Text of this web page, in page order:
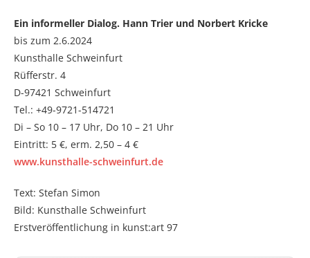
Ein informeller Dialog. Hann Trier und Norbert Kricke
bis zum 2.6.2024
Kunsthalle Schweinfurt
Rüfferstr. 4
D-97421 Schweinfurt
Tel.: +49-9721-514721
Di – So 10 – 17 Uhr, Do 10 – 21 Uhr
Eintritt: 5 €, erm. 2,50 – 4 €
www.kunsthalle-schweinfurt.de
Text: Stefan Simon
Bild: Kunsthalle Schweinfurt
Erstveröffentlichung in kunst:art 97